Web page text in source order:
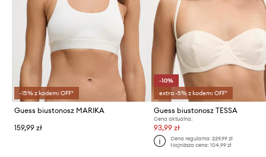
-15% z kodem: OFF*
Guess biustonosz MARIKA
159,99 zł
-10%
extra -5% z kodem: OFF*
Guess biustonosz TESSA
Cena aktualna:
93,99 zł
Cena regularna: 229,99 zł
Najniższa cena: 104,99 zł